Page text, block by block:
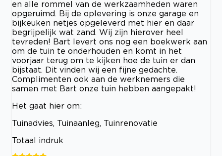
en alle rommel van de werkzaamheden waren
opgeruimd. Bij de oplevering is onze garage en
bijkeuken netjes opgeleverd met hier en daar
begrijpelijk wat zand. Wij zijn hierover heel
tevreden! Bart levert ons nog een boekwerk aan
om de tuin te onderhouden en komt in het
voorjaar terug om te kijken hoe de tuin er dan
bijstaat. Dit vinden wij een fijne gedachte.
Complimenten ook aan de werknemers die
samen met Bart onze tuin hebben aangepakt!
Het gaat hier om:
Tuinadvies, Tuinaanleg, Tuinrenovatie
Totaal indruk